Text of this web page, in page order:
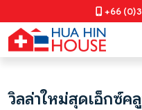
+66
วิลล่าใหม่สุดเอ็กซ์